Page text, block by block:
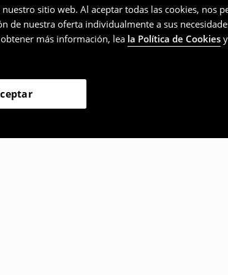
sitio web. Al aceptar todas las cookies, nos
de nuestra oferta individualmente a sus
más información, lea la Política de Cookies y